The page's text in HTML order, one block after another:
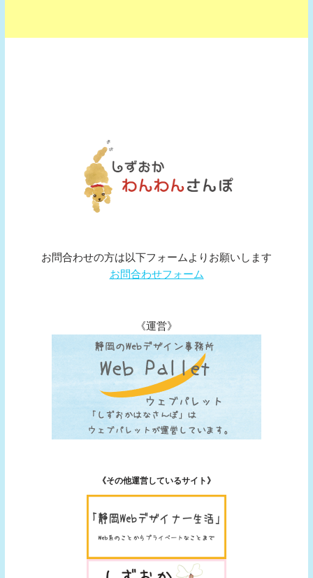
お問合わせの方は以下フォームよりお願いします
お問合わせフォーム
《運営》
《その他運営しているサイト》